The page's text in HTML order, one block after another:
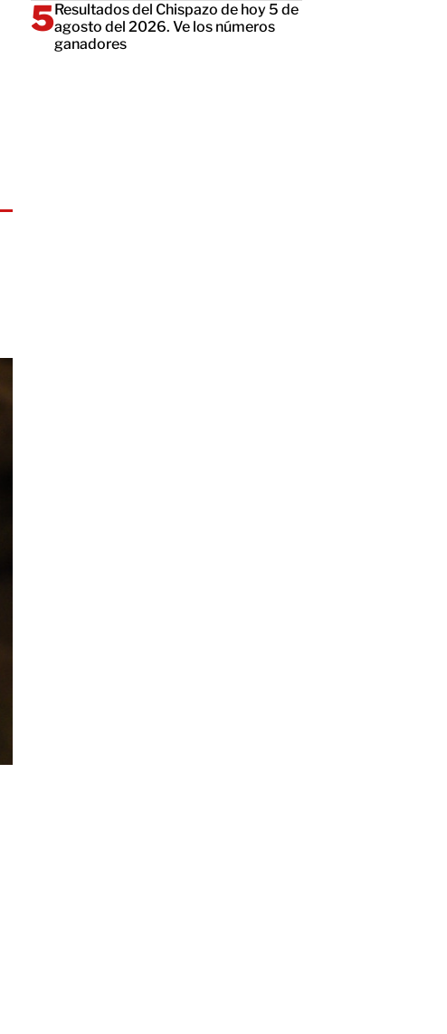
Resultados del Chispazo de hoy 5 de
agosto del 2026. Ve los números
ganadores